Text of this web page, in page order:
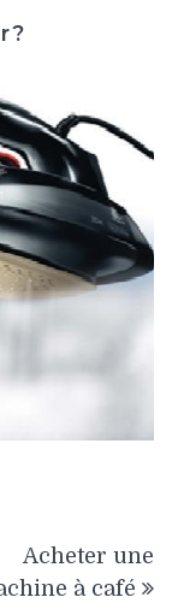
?
Acheter une
à café